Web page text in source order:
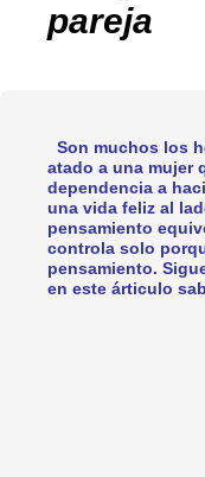
pareja
Son muchos los
atado a una mujer
dependencia a
una vida feliz al
pensamiento
controla solo
pensamiento.
en este árticulo